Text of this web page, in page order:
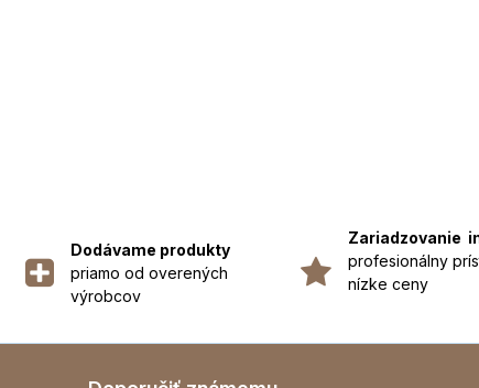
Dodávame produkty
priamo od overených
výrobcov
Zariadzovanie
profesionálny
nízke ceny